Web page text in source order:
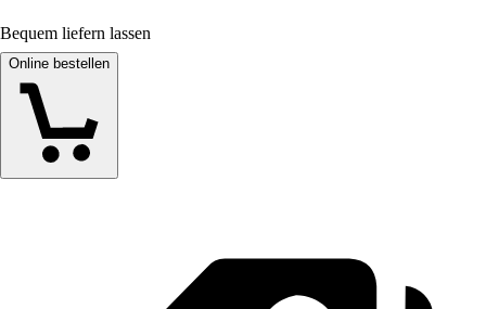
Bequem liefern lassen
Online bestellen